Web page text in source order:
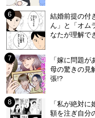
結婚前提の付
ん」と「オム
なたが理解で
「嫁に問題
母の驚きの見
張!?
「私が絶対
額を注ぎ自分